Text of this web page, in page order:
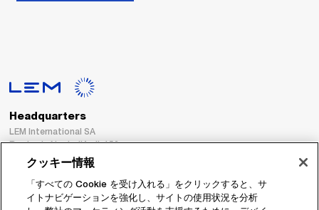
Headquarters
LEM International SA
Route du Nant-d’Avril, 152
1217 Meyrin
Switzerland
Tel. : +41 22 706 11 11
クッキー情報
「すべての Cookie を受け入れる」をクリックすると、サ
イトナビゲーションを強化し、サイトの使用状況を分析